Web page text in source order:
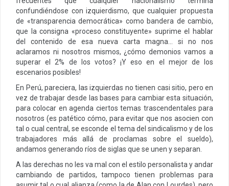
confundiéndose con izquierdismo, que cualquier propuesta
de «transparencia democrática» como bandera de cambio,
que la consigna «proceso constituyente» suprime el hablar
del contenido de esa nueva carta magna… si no nos
aclaramos ni nosotros mismos, ¿cómo demonios vamos a
superar el 2% de los votos? ¡Y eso en el mejor de los
escenarios posibles!
En Perú, pareciera, las izquierdas no tienen casi sitio, pero en
vez de trabajar desde las bases para cambiar esta situación,
para colocar en agenda ciertos temas trascendentales para
nosotros (es patético cómo, para evitar que nos asocien con
tal o cual central, se esconde el tema del sindicalismo y de los
trabajadores más allá de proclamas sobre el sueldo),
andamos generando ríos de siglas que se unen y separan.
A las derechas no les va mal con el estilo personalista y andar
cambiando de partidos, tampoco tienen problemas para